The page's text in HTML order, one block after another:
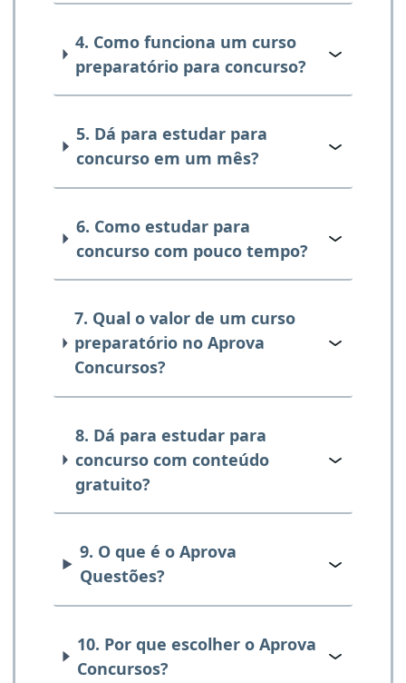
4. Como funciona um curso
preparatório para concurso?
5. Dá para estudar para
concurso em um mês?
6. Como estudar para
concurso com pouco tempo?
7. Qual o valor de um curso
preparatório no Aprova
Concursos?
8. Dá para estudar para
concurso com conteúdo
gratuito?
9. O que é o Aprova
Questões?
10. Por que escolher o Aprova
Concursos?